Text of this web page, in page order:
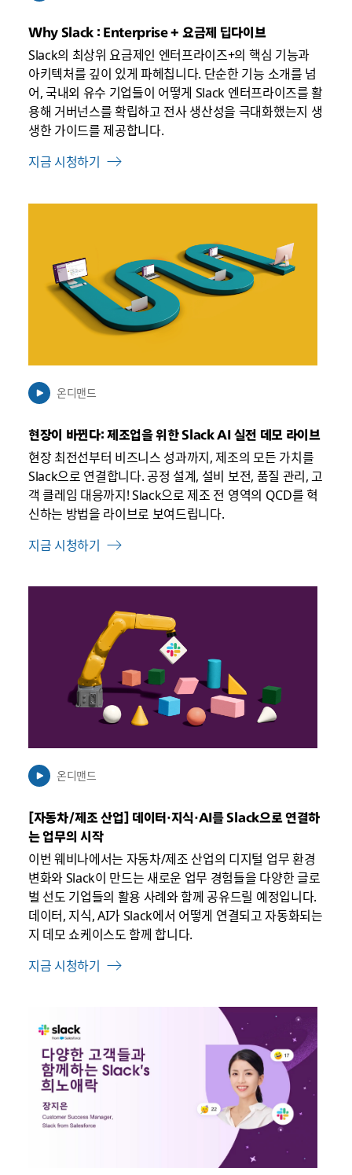
Why Slack : Enterprise + 요금제 딥다이브
Slack의 최상위 요금제인 엔터프라이즈+의 핵심 기능과
아키텍처를 깊이 있게 파헤칩니다. 단순한 기능 소개를 넘
어, 국내외 유수 기업들이 어떻게 Slack 엔터프라이즈를 활
용해 거버넌스를 확립하고 전사 생산성을 극대화했는지 생
생한 가이드를 제공합니다.
지금 시청하기
릴
수
있
온디맨드
현장이 바뀐다: 제조업을 위한 Slack AI 실전 데모 라이브
현장 최전선부터 비즈니스 성과까지, 제조의 모든 가치를
Slack으로 연결합니다. 공정 설계, 설비 보전, 품질 관리, 고
객 클레임 대응까지! Slack으로 제조 전 영역의 QCD를 혁
신하는 방법을 라이브로 보여드립니다.
지금 시청하기
릴
수
있
온디맨드
[자동차/제조 산업] 데이터·지식·AI를 Slack으로 연결하
는 업무의 시작
이번 웨비나에서는 자동차/제조 산업의 디지털 업무 환경
변화와 Slack이 만드는 새로운 업무 경험들을 다양한 글로
벌 선도 기업들의 활용 사례와 함께 공유드릴 예정입니다.
데이터, 지식, AI가 Slack에서 어떻게 연결되고 자동화되는
지 데모 쇼케이스도 함께 합니다.
지금 시청하기
크